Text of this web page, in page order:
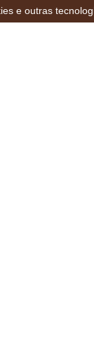
e outras